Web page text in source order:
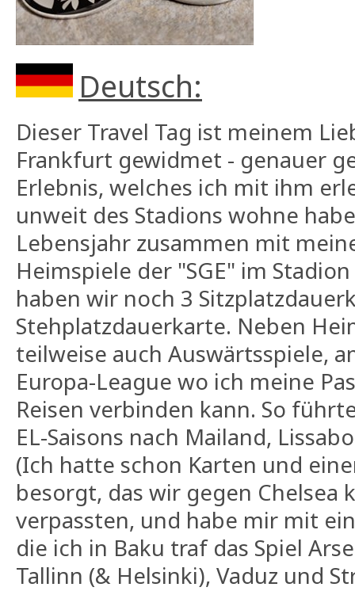
Deutsch:
Dieser Travel Tag ist meinem
Frankfurt gewidmet - genauer
Erlebnis, welches ich mit ihm
unweit des Stadions wohne
Lebensjahr zusammen mit
Heimspiele der "SGE" im
haben wir noch 3
Stehplatzdauerkarte. Neben
teilweise auch Auswärtsspiele,
Europa-League wo ich meine
Reisen verbinden kann. So
EL-Saisons nach Mailand,
(Ich hatte schon Karten und
besorgt, das wir gegen
verpassten, und habe mir mit
die ich in Baku traf das Spiel
Tallinn (& Helsinki), Vaduz und